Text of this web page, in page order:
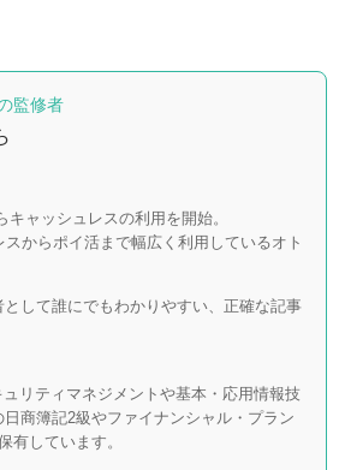
監修者
キャッシュレスの利用を開始。
からポイ活まで幅広く利用しているオト
して誰にでもわかりやすい、正確な記事
ュリティマネジメントや基本・応用情報技
商簿記2級やファイナンシャル・プラン
有しています。